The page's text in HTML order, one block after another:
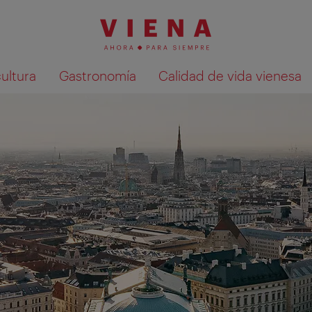
Gastronomía Calidad de vida vienesa